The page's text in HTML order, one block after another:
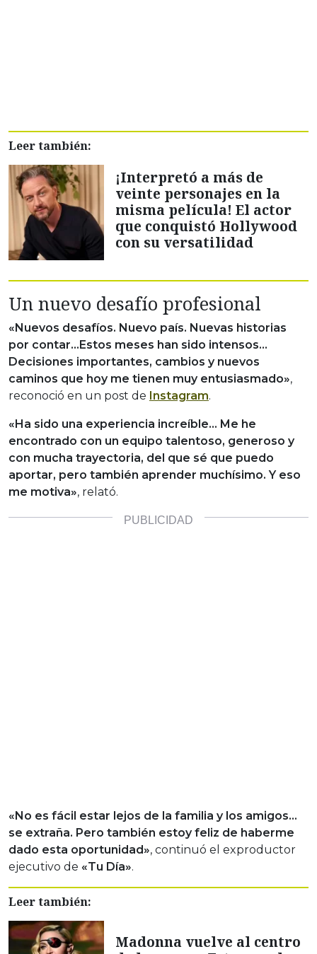
Leer también:
¡Interpretó a más de
veinte personajes en la
misma película! El actor
que conquistó Hollywood
con su versatilidad
Un nuevo desafío profesional
«Nuevos desafíos. Nuevo país. Nuevas historias
por contar…Estos meses han sido intensos…
Decisiones importantes, cambios y nuevos
caminos que hoy me tienen muy entusiasmado»,
reconoció en un post de Instagram.
«Ha sido una experiencia increíble… Me he
encontrado con un equipo talentoso, generoso y
con mucha trayectoria, del que sé que puedo
aportar, pero también aprender muchísimo. Y eso
me motiva», relató.
«No es fácil estar lejos de la familia y los amigos…
se extraña. Pero también estoy feliz de haberme
dado esta oportunidad», continuó el exproductor
ejecutivo de «Tu Día».
Leer también:
Madonna vuelve al centro